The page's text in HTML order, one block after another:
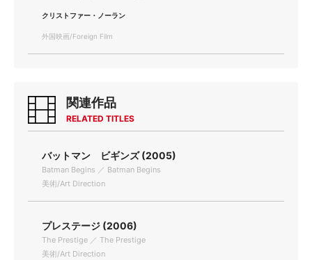
クリストファー・ノーラン
外国映画/Foreign Film
関連作品
RELATED TITLES
バットマン ビギンズ (2005)
Batman Begins ／ Batman Begins
美術/Art Direction
プレステージ (2006)
The Prestige ／ The Prestige
美術/Art Direction